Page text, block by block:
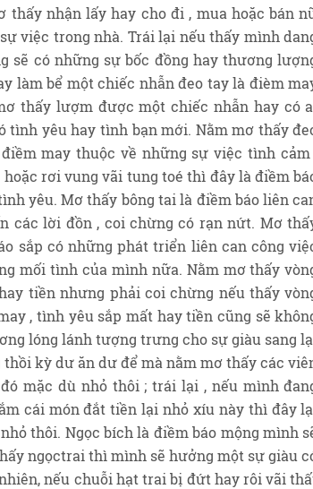
thấy nhận lấy hay cho đi , mua hoặc bán
việc trong nhà. Trái lại nếu thấy mình
sẽ có những sự bốc đồng hay thương
làm bể một chiếc nhẫn đeo tay là đièm
thấy lượm được một chiếc nhẫn hay có
tình yêu hay tình bạn mới. Nằm mơ thấy
may thuộc về những sự việc tình cảm
rơi vung vãi tung toé thì đây là điềm
yêu. Mơ thấy bông tai là điềm báo liên
các lời đồn , coi chừng có rạn nứt. Mơ
sắp có những phát triển liên can công
mối tình của mình nữa. Nằm mơ thấy
tiền nhưng phải coi chừng nếu thấy
, tình yêu sắp mất hay tiền cũng sẽ
lóng lánh tượng trưng cho sự giàu sang
kỳ dư ăn dư để mà nằm mơ thấy các
mặc dù nhỏ thôi ; trái lại , nếu mình
cái món đắt tiền lại nhỏ xíu này thì đây
thôi. Ngọc bích là điềm báo mộng mình
ngọctrai thì mình sẽ hưởng một sự giàu
nếu chuỗi hạt trai bị đứt hay rôi vãi